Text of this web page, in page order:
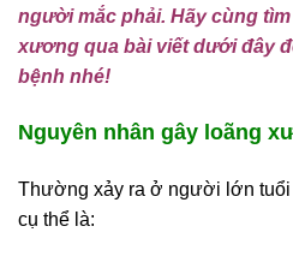
người mắc phải. Hãy cùng
xương qua bài viết dưới đây
bệnh nhé!
Nguyên nhân gây loãng
Thường xảy ra ở người lớn tuổi
cụ thể là: